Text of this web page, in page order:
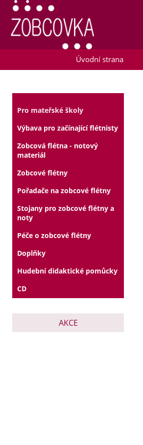
Úvodní strana
Pro mateřské školy
Výbava pro začínající flétnisty
Zobcová flétna - notový
materiál
Zobcové flétny
Pořadače na zobcové flétny
Stojany pro zobcové flétny a
noty
Péče o zobcové flétny
Doplňky
Hudební didaktické pomůcky
CD
AKCE